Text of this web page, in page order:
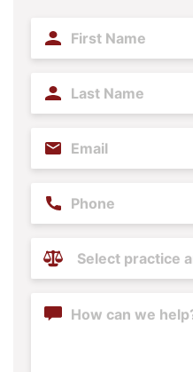
First
Name
Last
Name
Email
Phone
Practice
Areas
Content